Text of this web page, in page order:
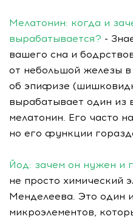
Мелатонин: когда и
вырабатывается? -
вашего сна и
от небольшой железы
об эпифизе
вырабатывает один из
мелатонин. Его часто
но его функции
Йод: зачем он нужен и
не просто химический
Менделеева. Это один
микроэлементов,